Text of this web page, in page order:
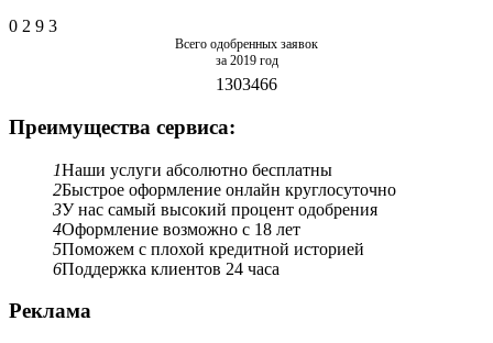
0 2 9 3
Всего одобренных заявок
за 2019 год
1303466
Преимущества сервиса:
1Наши услуги абсолютно бесплатны
2Быстрое оформление онлайн круглосуточно
3У нас самый высокий процент одобрения
4Оформление возможно с 18 лет
5Поможем с плохой кредитной историей
6Поддержка клиентов 24 часа
Реклама